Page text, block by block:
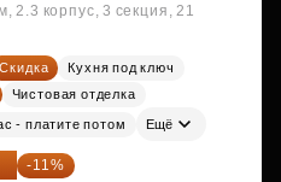
2.3 корпус, 3 секция, 21
Скидка
Кухня под ключ
Чистовая отделка
- платите потом Ещё
₽ -11%